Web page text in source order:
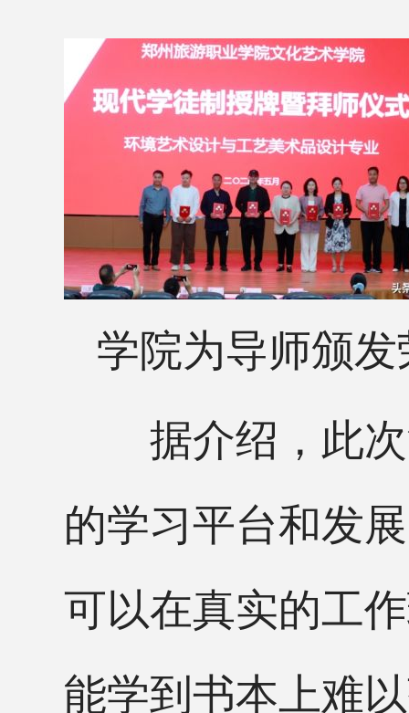
学院为导师颁
据介绍，此次
的学习平台和发
可以在真实的工
能学到书本上难